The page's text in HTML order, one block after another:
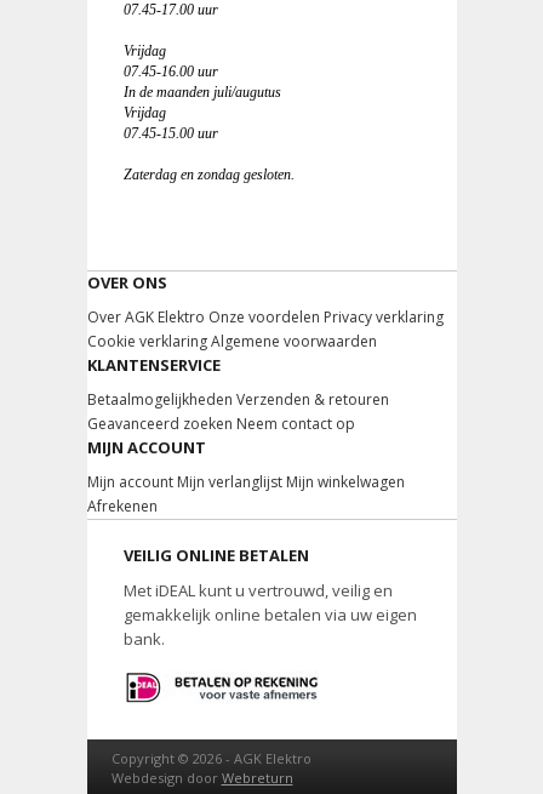
07.45-17.00 uur
Vrijdag
07.45-16.00 uur
In de maanden juli/augutus
Vrijdag
07.45-15.00 uur
Zaterdag en zondag gesloten.
OVER ONS
Over AGK Elektro Onze voordelen Privacy verklaring
Cookie verklaring Algemene voorwaarden
KLANTENSERVICE
Betaalmogelijkheden Verzenden & retouren
Geavanceerd zoeken Neem contact op
MIJN ACCOUNT
Mijn account Mijn verlanglijst Mijn winkelwagen
Afrekenen
VEILIG ONLINE BETALEN
Met iDEAL kunt u vertrouwd, veilig en
gemakkelijk online betalen via uw eigen
bank.
Copyright © 2026 - AGK Elektro
Webdesign door Webreturn